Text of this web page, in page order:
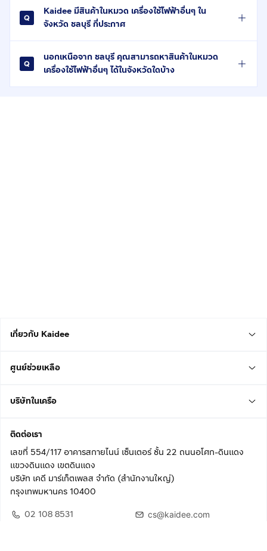
Kaidee มีสินค้าในหมวด เครื่องใช้ไฟฟ้าอื่นๆ ใน
จังหวัด ชลบุรี กี่ประกาศ
นอกเหนือจาก ชลบุรี คุณสามารถหาสินค้าในหมวด
เครื่องใช้ไฟฟ้าอื่นๆ ได้ในจังหวัดใดบ้าง
เกี่ยวกับ Kaidee
ศูนย์ช่วยเหลือ
บริษัทในเครือ
ติดต่อเรา
เลขที่ 554/117 อาคารสกายไนน์ เซ็นเตอร์ ชั้น 22 ถนนอโศก-ดินแดง
แขวงดินแดง เขตดินแดง
บริษัท เคดี มาร์เก็ตเพลส จำกัด (สำนักงานใหญ่)
กรุงเทพมหานคร 10400
02 108 8531
cs@kaidee.com